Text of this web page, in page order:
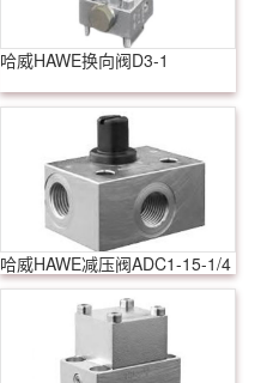
哈威HAWE换向阀D3-1
哈威HAWE减压阀ADC1-15-1/4